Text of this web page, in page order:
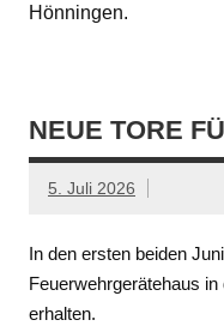
Hönningen.
NEUE TORE
5. Juli 2026
In den ersten beiden
Feuerwehrgerätehaus
erhalten.